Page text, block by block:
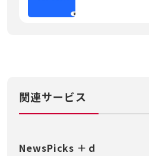
関連サービス
NewsPicks ＋ｄ